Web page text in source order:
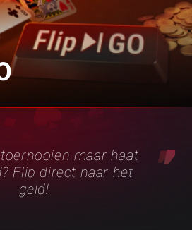
maar haat
Flip direct naar het
geld!